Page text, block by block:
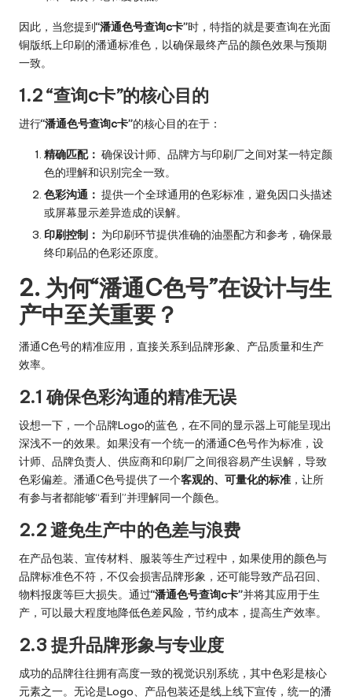
因此，当您提到“潘通色号查询c卡”时，特指的就是要查询在光面
铜版纸上印刷的潘通标准色，以确保最终产品的颜色效果与预期
一致。
1.2 “查询c卡”的核心目的
进行“潘通色号查询c卡”的核心目的在于：
精确匹配： 确保设计师、品牌方与印刷厂之间对某一特定颜
色的理解和识别完全一致。
色彩沟通： 提供一个全球通用的色彩标准，避免因口头描述
或屏幕显示差异造成的误解。
印刷控制： 为印刷环节提供准确的油墨配方和参考，确保最
终印刷品的色彩还原度。
2. 为何“潘通C色号”在设计与生
产中至关重要？
潘通C色号的精准应用，直接关系到品牌形象、产品质量和生产
效率。
2.1 确保色彩沟通的精准无误
设想一下，一个品牌Logo的蓝色，在不同的显示器上可能呈现出
深浅不一的效果。如果没有一个统一的潘通C色号作为标准，设
计师、品牌负责人、供应商和印刷厂之间很容易产生误解，导致
色彩偏差。潘通C色号提供了一个客观的、可量化的标准 ，让所
有参与者都能够“看到”并理解同一个颜色。
2.2 避免生产中的色差与浪费
在产品包装、宣传材料、服装等生产过程中，如果使用的颜色与
品牌标准色不符，不仅会损害品牌形象，还可能导致产品召回、
物料报废等巨大损失。通过“潘通色号查询c卡”并将其应用于生
产，可以最大程度地降低色差风险，节约成本，提高生产效率。
2.3 提升品牌形象与专业度
成功的品牌往往拥有高度一致的视觉识别系统，其中色彩是核心
元素之一。无论是Logo、产品包装还是线上线下宣传，统一的潘